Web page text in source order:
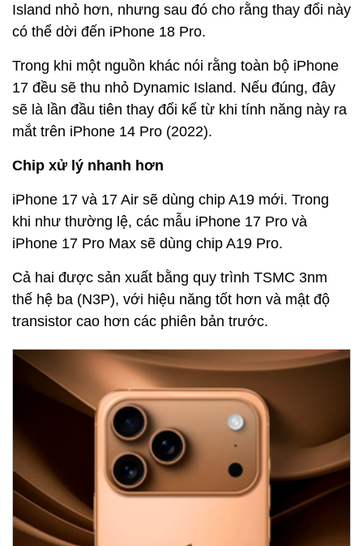
Island nhỏ hơn, nhưng sau đó cho rằng thay đổi này
có thể dời đến iPhone 18 Pro.
Trong khi một nguồn khác nói rằng toàn bộ iPhone
17 đều sẽ thu nhỏ Dynamic Island. Nếu đúng, đây
sẽ là lần đầu tiên thay đổi kể từ khi tính năng này ra
mắt trên iPhone 14 Pro (2022).
Chip xử lý nhanh hơn
iPhone 17 và 17 Air sẽ dùng chip A19 mới. Trong
khi như thường lệ, các mẫu iPhone 17 Pro và
iPhone 17 Pro Max sẽ dùng chip A19 Pro.
Cả hai được sản xuất bằng quy trình TSMC 3nm
thế hệ ba (N3P), với hiệu năng tốt hơn và mật độ
transistor cao hơn các phiên bản trước.